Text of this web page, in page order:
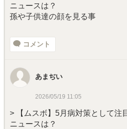
ニュースは？
孫や子供達の顔を見る事
コメント
あまぢい
2026/05/19 11:05
> 【ムスボ】5月病対策として注
ニュースは？